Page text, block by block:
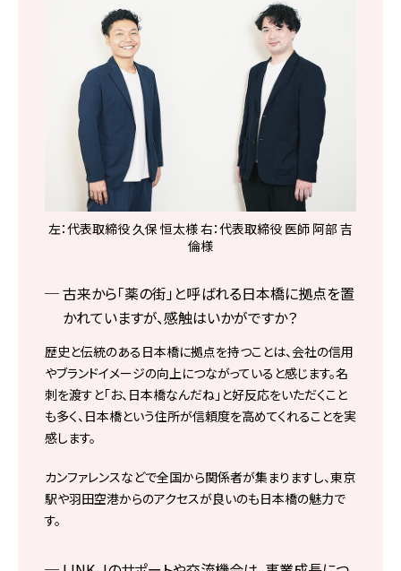
左：代表取締役 久保 恒太様 右：代表取締役 医師 阿部 吉
倫様
古来から「薬の街」と呼ばれる日本橋に拠点を置
かれていますが、感触はいかがですか？
歴史と伝統のある日本橋に拠点を持つことは、会社の信用
やブランドイメージの向上につながっていると感じます。名
刺を渡すと「お、日本橋なんだね」と好反応をいただくこと
も多く、日本橋という住所が信頼度を高めてくれることを実
感します。
カンファレンスなどで全国から関係者が集まりますし、東京
駅や羽田空港からのアクセスが良いのも日本橋の魅力で
す。